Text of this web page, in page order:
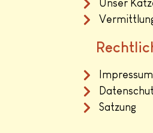
Unser
Impressum
Satzung